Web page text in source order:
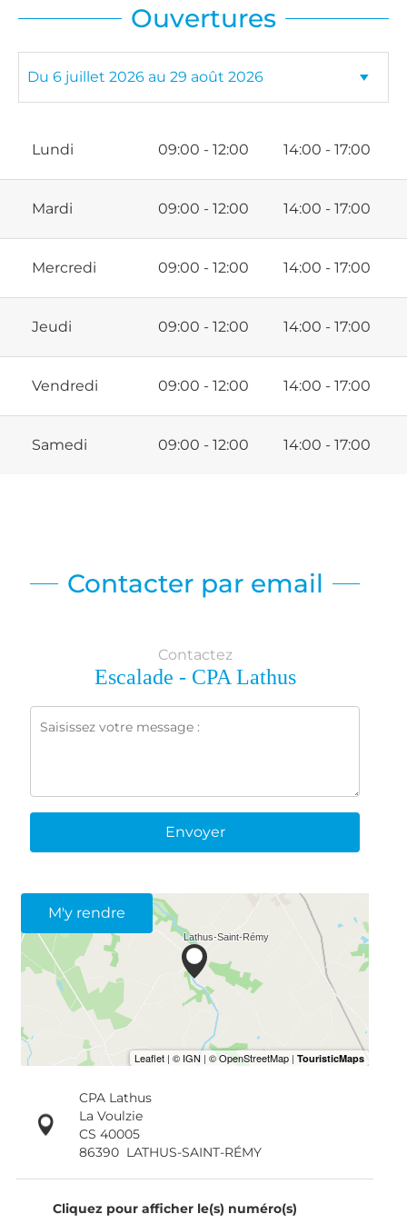
Ouvertures
Lundi 09:00 - 12:00 14:00 - 17:00
Mardi 09:00 - 12:00 14:00 - 17:00
Mercredi 09:00 - 12:00 14:00 - 17:00
Jeudi 09:00 - 12:00 14:00 - 17:00
Vendredi 09:00 - 12:00 14:00 - 17:00
Samedi 09:00 - 12:00 14:00 - 17:00
Contacter par email
Contactez
Escalade - CPA Lathus
Envoyer
M'y rendre
CPA Lathus
La Voulzie
CS 40005
86390 LATHUS-SAINT-RÉMY
Cliquez pour afficher le(s) numéro(s)